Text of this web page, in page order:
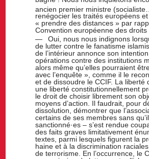
ancien premier ministre
renégocier les traités européens et
« prendre des distances » par
Convention européenne des droits
Oui, nous nous indignons
de lutter contre le fanatisme
de l’intérieur annonce son
opérations contre des institutions
alors même qu’elles pourraient
avec l’enquête », comme il le
et de dissoudre le CCIF. La liberté
une liberté constitutionnellement
le droit de choisir librement son
moyens d’action. Il faudrait, pour
dissolution, démontrer que
certains de ses membres sans
sanctionné·es – s’est rendue
des faits graves limitativement
textes, parmi lesquels figurent la
haine et à la discrimination
de terrorisme. En l’occurrence, le